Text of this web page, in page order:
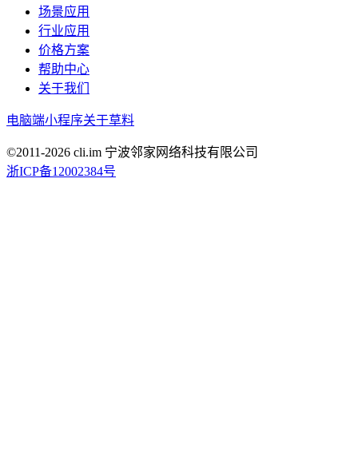
场景应用
行业应用
价格方案
帮助中心
关于我们
电脑端小程序关于草料
©2011-2026 cli.im 宁波邻家网络科技有限公司
浙ICP备12002384号